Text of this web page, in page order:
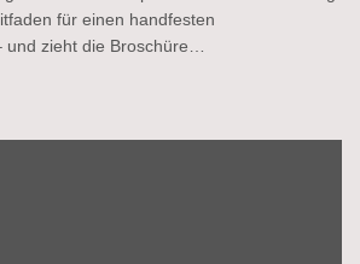
für einen handfesten
zieht die Broschüre…